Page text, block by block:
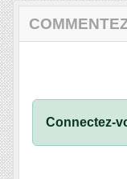
Connectez-